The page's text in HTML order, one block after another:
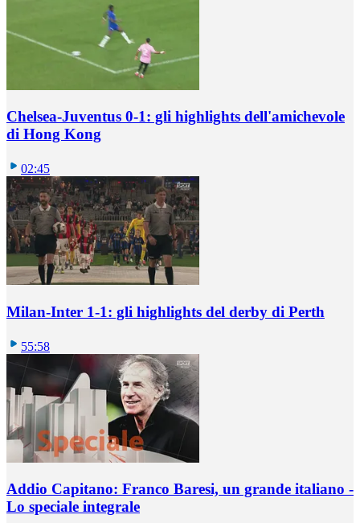
Chelsea-Juventus 0-1: gli highlights dell'amichevole
di Hong Kong
02:45
Milan-Inter 1-1: gli highlights del derby di Perth
55:58
Addio Capitano: Franco Baresi, un grande italiano -
Lo speciale integrale